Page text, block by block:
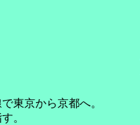
東京から京都へ。
。